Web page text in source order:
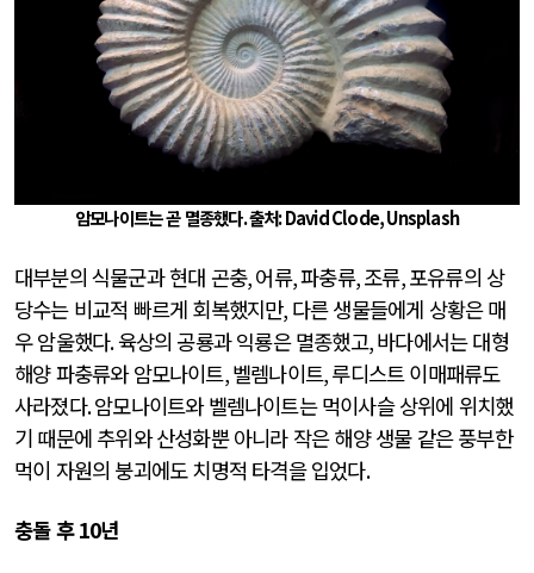
암모나이트는 곧 멸종했다.출처: David Clode, Unsplash
대부분의 식물군과 현대 곤충,어류,파충류,조류,포유류의 상
당수는 비교적 빠르게 회복했지만, 다른 생물들에게 상황은 매
우 암울했다.육상의 공룡과 익룡은 멸종했고,바다에서는 대형
해양 파충류와 암모나이트,벨렘나이트,루디스트 이매패류도
사라졌다.암모나이트와 벨렘나이트는 먹이사슬 상위에 위치했
기 때문에 추위와 산성화뿐 아니라 작은 해양 생물 같은 풍부한
먹이 자원의 붕괴에도 치명적 타격을 입었다.
충돌 후10년